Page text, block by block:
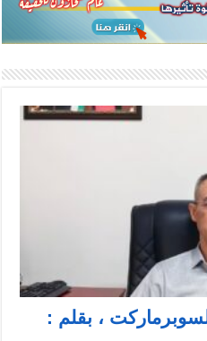
، بقلم :